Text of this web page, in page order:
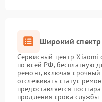
Широкий спектр
Сервисный центр Xiaomi
по всей РФ, бесплатную
ремонт, включая
отслеживать статус
предоставляется
продления срока службы